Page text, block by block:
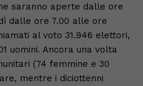
saranno aperte dalle ore
dalle ore 7.00 alle ore
al voto 31.946 elettori,
uomini. Ancora una volta
(74 femmine e 30
mentre i diciottenni